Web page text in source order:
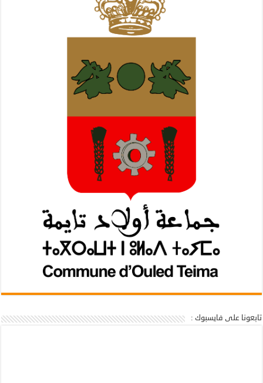
تابعونا على فايسبوك :